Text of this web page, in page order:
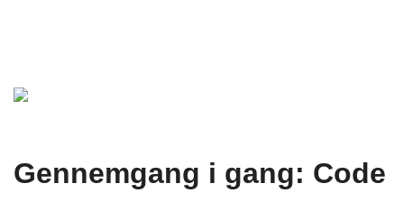
Gennemgang i gang: Code